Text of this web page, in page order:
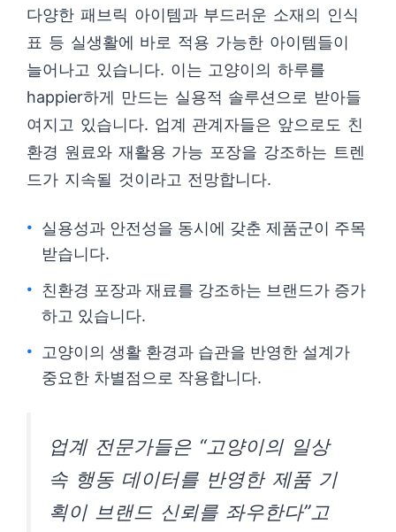
다양한 패브릭 아이템과 부드러운 소재의 인식
표 등 실생활에 바로 적용 가능한 아이템들이
늘어나고 있습니다. 이는 고양이의 하루를
happier하게 만드는 실용적 솔루션으로 받아들
여지고 있습니다. 업계 관계자들은 앞으로도 친
환경 원료와 재활용 가능 포장을 강조하는 트렌
드가 지속될 것이라고 전망합니다.
실용성과 안전성을 동시에 갖춘 제품군이 주목
받습니다.
친환경 포장과 재료를 강조하는 브랜드가 증가
하고 있습니다.
고양이의 생활 환경과 습관을 반영한 설계가
중요한 차별점으로 작용합니다.
업계 전문가들은 “고양이의 일상
속 행동 데이터를 반영한 제품 기
획이 브랜드 신뢰를 좌우한다”고